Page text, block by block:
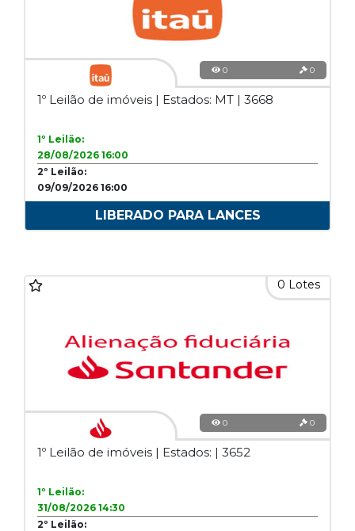
0 0
1º Leilão de imóveis | Estados: MT | 3668
1º Leilão:
28/08/2026 16:00
2º Leilão:
09/09/2026 16:00
LIBERADO PARA LANCES
0 Lotes
0 0
1º Leilão de imóveis | Estados: | 3652
1º Leilão:
31/08/2026 14:30
2º Leilão: